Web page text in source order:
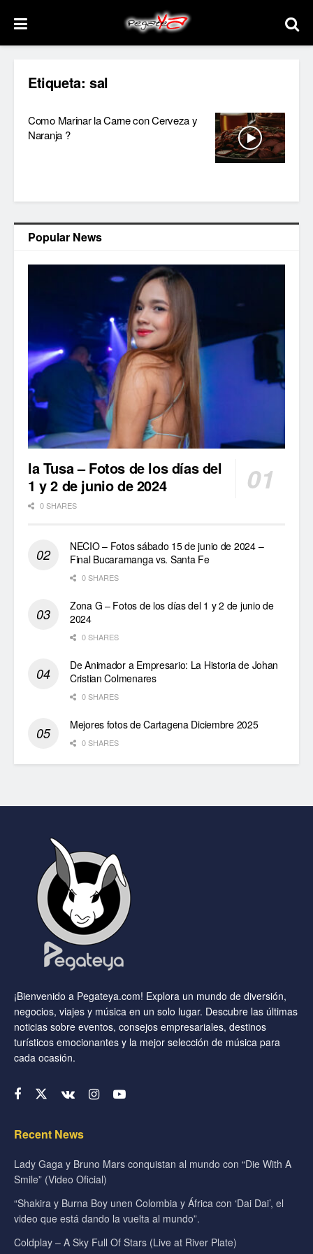
Etiqueta: sal
Como Marinar la Carne con Cerveza y
Naranja ?
Popular News
la Tusa – Fotos de los días del
1 y 2 de junio de 2024
0 SHARES
NECIO – Fotos sábado 15 de junio de 2024 –
Final Bucaramanga vs. Santa Fe
0 SHARES
Zona G – Fotos de los días del 1 y 2 de junio de
2024
0 SHARES
De Animador a Empresario: La Historia de Johan
Cristian Colmenares
0 SHARES
Mejores fotos de Cartagena Diciembre 2025
0 SHARES
¡Bienvenido a Pegateya.com! Explora un mundo de diversión,
negocios, viajes y música en un solo lugar. Descubre las últimas
noticias sobre eventos, consejos empresariales, destinos
turísticos emocionantes y la mejor selección de música para
cada ocasión.
Recent News
Lady Gaga y Bruno Mars conquistan al mundo con “Die With A
Smile” (Video Oficial)
“Shakira y Burna Boy unen Colombia y África con ‘Dai Dai’, el
video que está dando la vuelta al mundo”.
Coldplay – A Sky Full Of Stars (Live at River Plate)